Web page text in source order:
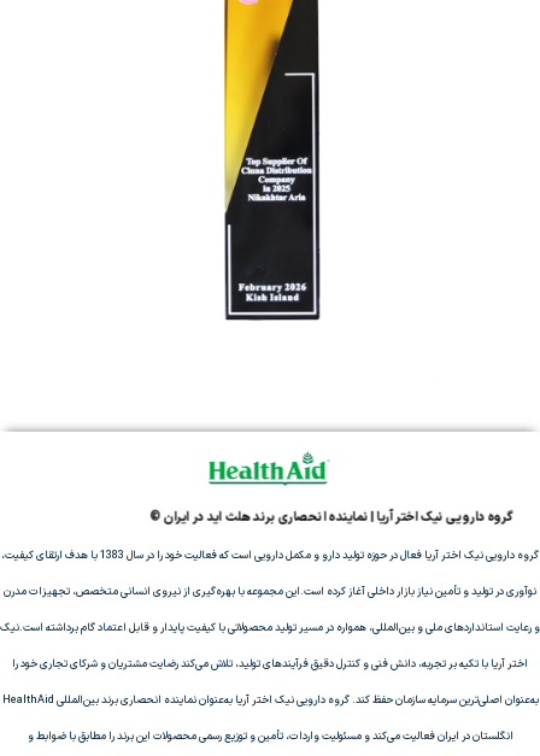
گروه دارویی نیک اختر آریا | نماینده انحصاری برند هلث اید در ایران ©
گروه دارویی نیک اختر آریا فعال در حوزه تولید دارو و مکمل دارویی است که فعالیت خود را در سال 1383 با هدف ارتقای کیفیت،
نوآوری در تولید و تأمین نیاز بازار داخلی آغاز کرده است.این مجموعه با بهره‌گیری از نیروی انسانی متخصص، تجهیزات مدرن
و رعایت استانداردهای ملی و بین‌المللی، همواره در مسیر تولید محصولاتی با کیفیت پایدار و قابل اعتماد گام برداشته است.نیک
اختر آریا با تکیه بر تجربه، دانش فنی و کنترل دقیق فرآیندهای تولید، تلاش می‌کند رضایت مشتریان و شرکای تجاری خود را
به‌عنوان اصلی‌ترین سرمایه سازمان حفظ کند. گروه دارویی نیک اختر آریا به‌عنوان نماینده انحصاری برند بین‌المللی HealthAid
انگلستان در ایران فعالیت می‌کند و مسئولیت واردات، تأمین و توزیع رسمی محصولات این برند را مطابق با ضوابط و